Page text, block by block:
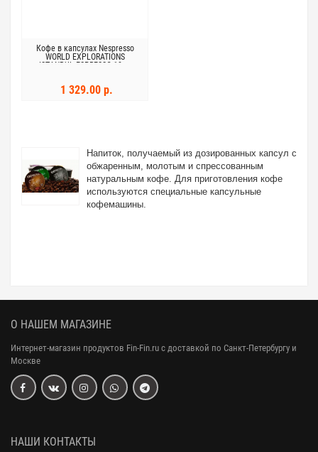
Кофе в капсулах Nespresso
WORLD EXPLORATIONS
ISTANBUL ESPRESSO 10шт
1 329.00 р.
Напиток, получаемый из дозированных капсул с
обжаренным, молотым и спрессованным
натуральным кофе. Для приготовления кофе
используются специальные капсульные
кофемашины.
О НАШЕМ МАГАЗИНЕ
Интернет-магазин продуктов Fin-Fin.ru с доставкой по Санкт-Петербургу и
Москве
НАШИ КОНТАКТЫ